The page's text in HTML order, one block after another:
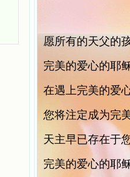
愿所有的天父的
完美的爱心的耶
在遇上完美的爱
您将注定成为完
天主早已存在于
完美的爱心的耶